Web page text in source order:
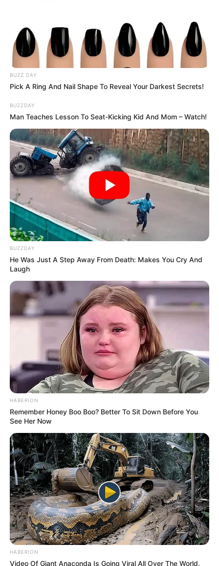
ΘΑΛΑΣΣΑ ΝΗΣΤΕΙΑ ΧΡΥΣΑΦΙ
ΤΑΥΤΟΤΗΤΑ ΚΑΙ ΕΠΙΚΟΙΝΩΝΙΑ ΟΡΟΙ ΧΡΗΣΗΣ
© 2025 EVIANEWS του Γιώργου Κουτσελίνη
BUZZ DAY
Pick A Ring And Nail Shape To Reveal Your Darkest Secrets!
BUZZDAY
Man Teaches Lesson To Seat-Kicking Kid And Mom – Watch!
BUZZDAY
He Was Just A Step Away From Death: Makes You Cry And
Laugh
HABERION
Remember Honey Boo Boo? Better To Sit Down Before You
See Her Now
HABERION
Video Of Giant Anaconda Is Going Viral All Over The World.